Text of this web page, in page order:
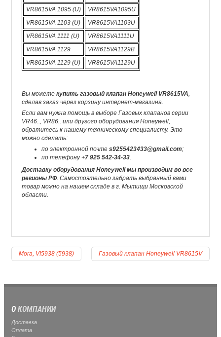
VR8615VA 1095 (U)
VR8615VA1095U
VR8615VA 1103 (U)
VR8615VA1103U
VR8615VA 1111 (U)
VR8615VA1111U
VR8615VA 1129
VR8615VA1129B
VR8615VA 1129 (U)
VR8615VA1129U
Вы можете купить газовый клапан Honeywell VR8615VA
сделав заказ через корзину интернет-магазина.
Если вам нужна помощь в выборе Газовых клапанов серии
VR46.., VR86.. или другого оборудования Honeywell,
обратитесь к нашему техническому специалисту. Это
можно сделать:
по электронной почте s9255423433@gmail.com;
по телефону+7 925 542-34-33
Доставку оборудования Honeywell мы производим во все
регионы РФ. Самостоятельно забрать выбранный вами
товар можно на нашем складе в г. Мытищи Московской
области.
Mora, VI5938 (5938) Газовый клапан Honeywell VR8615V
О КОМПАНИИ
Доставка
Оплата